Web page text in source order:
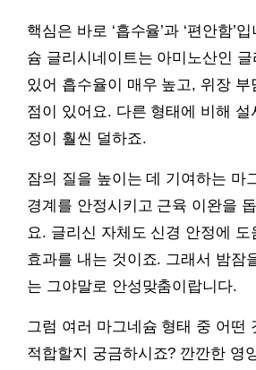
핵심은 바로 ‘흡수율’과 ‘편안함’
슘 글리시네이트는 아미노산인
있어 흡수율이 매우 높고, 위장
점이 있어요. 다른 형태에 비해 설
정이 훨씬 덜하죠.
잠의 질을 높이는 데 기여하는 마
경계를 안정시키고 근육 이완을
요. 글리신 자체도 신경 안정에 도
효과를 내는 것이죠. 그래서 밤잠
는 그야말로 안성맞춤이랍니다.
그럼 여러 마그네슘 형태 중 어떤
적합할지 궁금하시죠? 깐깐한 영